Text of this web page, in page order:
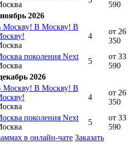
590
ноябрь 2026
Москву! В Москву! В
4
от 26
350
поколения Next
5
от 33
590
2026
Москву! В Москву! В
4
от 26
350
поколения Next
5
от 33
590
в онлайн-чате Заказать